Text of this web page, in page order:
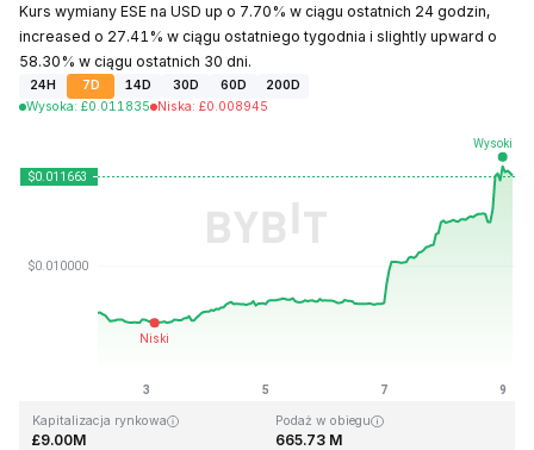
Kurs wymiany ESE na USD up o 7.70% w ciągu ostatnich 24 godzin,
increased o 27.41% w ciągu ostatniego tygodnia i slightly upward o
58.30% w ciągu ostatnich 30 dni.
24H 7D 14D 30D 60D
200D
Wysoka: £0.011835 Niska: £0.008945
Ostatnia aktualizacja strony: 2026-08-09, 04:01 GMT+0
Kapitalizacja rynkowa
£9.00M
Podaż w obiegu
665.73 M